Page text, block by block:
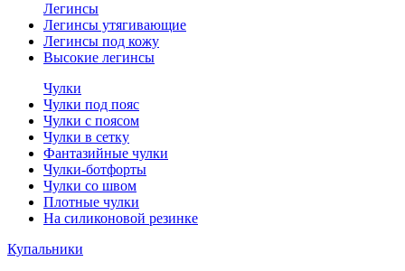
Легинсы
Легинсы утягивающие
Легинсы под кожу
Высокие легинсы
Чулки
Чулки под пояс
Чулки с поясом
Чулки в сетку
Фантазийные чулки
Чулки-ботфорты
Чулки со швом
Плотные чулки
На силиконовой резинке
Купальники